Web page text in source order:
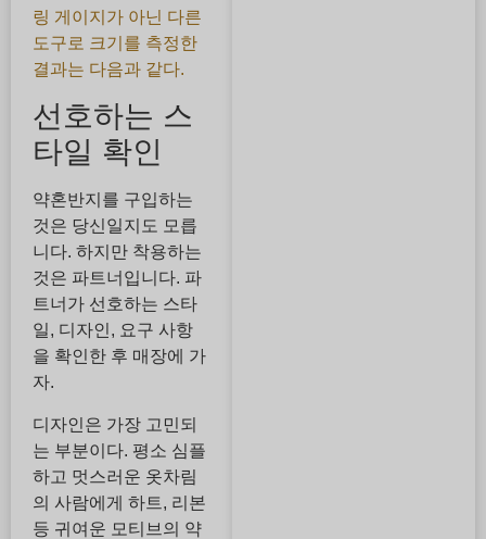
링 게이지가 아닌 다른
도구로 크기를 측정한
결과는 다음과 같다.
선호하는 스
타일 확인
약혼반지를 구입하는
것은 당신일지도 모릅
니다. 하지만 착용하는
것은 파트너입니다. 파
트너가 선호하는 스타
일, 디자인, 요구 사항
을 확인한 후 매장에 가
자.
디자인은 가장 고민되
는 부분이다. 평소 심플
하고 멋스러운 옷차림
의 사람에게 하트, 리본
등 귀여운 모티브의 약